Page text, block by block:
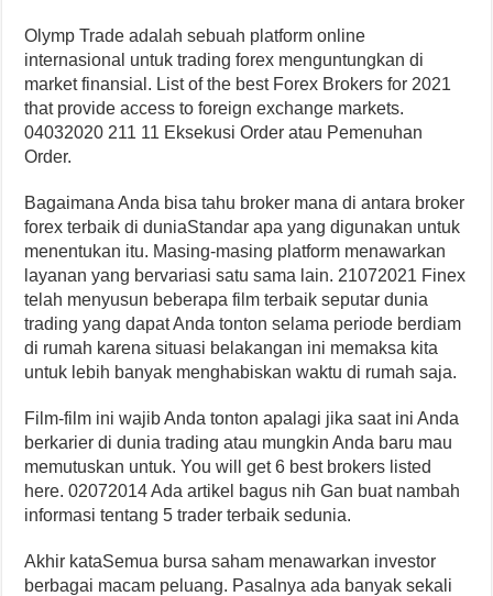
Olymp Trade adalah sebuah platform online
internasional untuk trading forex menguntungkan di
market finansial. List of the best Forex Brokers for 2021
that provide access to foreign exchange markets.
04032020 211 11 Eksekusi Order atau Pemenuhan
Order.
Bagaimana Anda bisa tahu broker mana di antara broker
forex terbaik di duniaStandar apa yang digunakan untuk
menentukan itu. Masing-masing platform menawarkan
layanan yang bervariasi satu sama lain. 21072021 Finex
telah menyusun beberapa film terbaik seputar dunia
trading yang dapat Anda tonton selama periode berdiam
di rumah karena situasi belakangan ini memaksa kita
untuk lebih banyak menghabiskan waktu di rumah saja.
Film-film ini wajib Anda tonton apalagi jika saat ini Anda
berkarier di dunia trading atau mungkin Anda baru mau
memutuskan untuk. You will get 6 best brokers listed
here. 02072014 Ada artikel bagus nih Gan buat nambah
informasi tentang 5 trader terbaik sedunia.
Akhir kataSemua bursa saham menawarkan investor
berbagai macam peluang. Pasalnya ada banyak sekali